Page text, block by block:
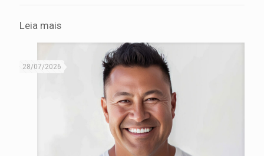
Leia mais
28/07/2026